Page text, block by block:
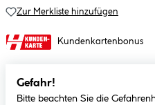
Zur Merkliste hinzufügen
Kundenkartenbonus
Gefahr!
Bitte beachten Sie die